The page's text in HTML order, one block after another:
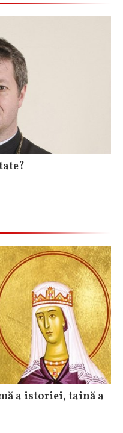
a istoriei, taină a